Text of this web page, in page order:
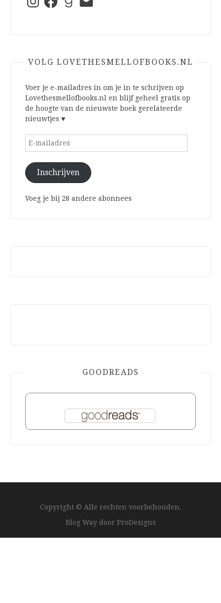
mail
VOLG LOVETHESMELLOFBOOKS.NL
Voer je e-mailadres in om je in te schrijven op
Lovethesmellofbooks.nl en blijf geheel gratis op
de hoogte van de nieuwste boek gerelateerde
nieuwtjes ♥
E-
Inschrijven
Voeg je bij 28 andere abonnees
GOODREADS
Copyright © Alle rechten voorbehouden.
Blog Way door ProDesigns